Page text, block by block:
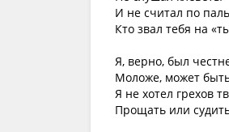
И не считал по
Кто звал тебя на
Я, верно, был
Моложе, может
Я не хотел грехов
Прощать или